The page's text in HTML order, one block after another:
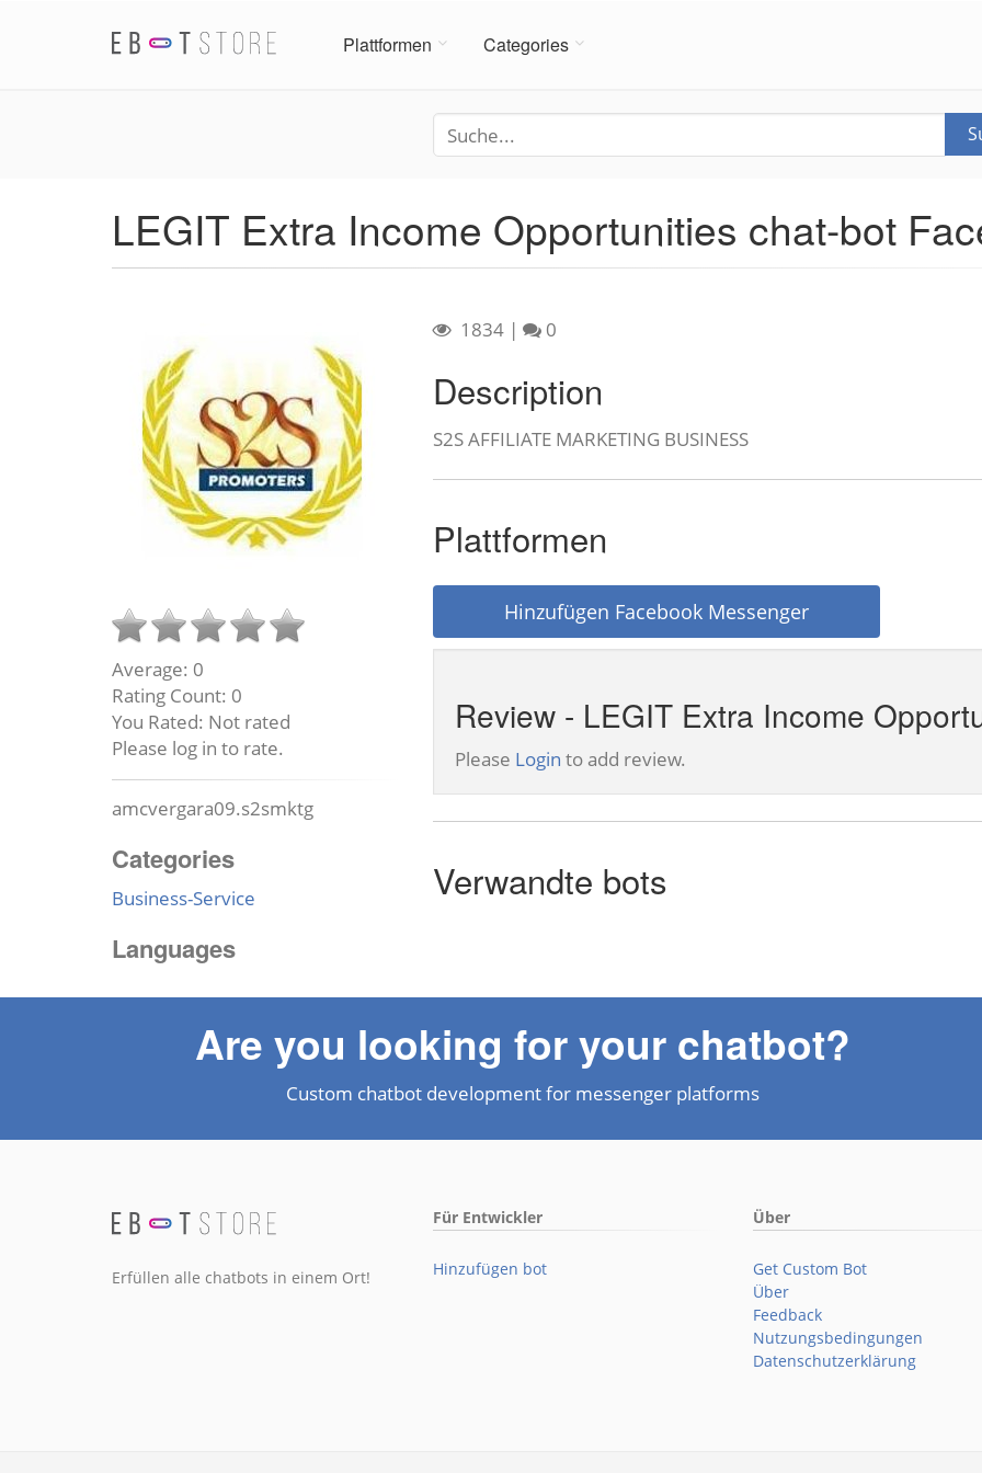
Plattformen Categories
LEGIT Extra Income Opportunities chat-bot
Average: 0
Rating Count: 0
You Rated: Not rated
Please log in to rate.
amcvergara09.s2smktg
Categories
Business-Service
Languages
1834| 0
Description
S2S AFFILIATE MARKETING BUSINESS
Plattformen
Hinzufügen Facebook Messenger
Review - LEGIT Extra Income
Please Login to add review.
Verwandte bots
Are you looking for your chatbot?
Custom chatbot development for messenger platforms
Erfüllen alle chatbots in einem Ort!
Für Entwickler
Hinzufügen bot
Über
Get Custom Bot
Über
Feedback
Nutzungsbedingungen
Datenschutzerklärung